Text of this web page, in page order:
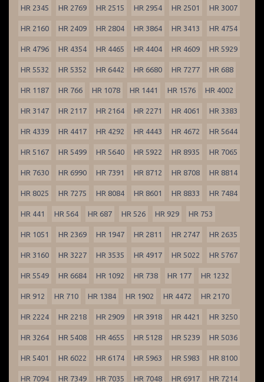
HR 2345 HR 2769 HR 2515 HR 2954 HR 2501 HR 3007
HR 2160 HR 2409 HR 2804 HR 3864 HR 3413 HR 4754
HR 4796 HR 4354 HR 4465 HR 4404 HR 4609 HR 5929
HR 5532 HR 5352 HR 6442 HR 6680 HR 7277 HR 688
HR 1187 HR 766 HR 1078 HR 1441 HR 1576 HR 4002
HR 3147 HR 2117 HR 2164 HR 2271 HR 4061 HR 3383
HR 4339 HR 4417 HR 4292 HR 4443 HR 4672 HR 5644
HR 5167 HR 5499 HR 5640 HR 5922 HR 8935 HR 7065
HR 7630 HR 6990 HR 7391 HR 8712 HR 8708 HR 8814
HR 8025 HR 7275 HR 8084 HR 8601 HR 8833 HR 7484
HR 441 HR 564 HR 687 HR 526 HR 929 HR 753
HR 1051 HR 2369 HR 1947 HR 2811 HR 2747 HR 2635
HR 3160 HR 3227 HR 3535 HR 4917 HR 5022 HR 5767
HR 5549 HR 6684 HR 1092 HR 738 HR 177 HR 1232
HR 912 HR 710 HR 1384 HR 1902 HR 4472 HR 2170
HR 2224 HR 2218 HR 2909 HR 3918 HR 4421 HR 3250
HR 3264 HR 5408 HR 4655 HR 5128 HR 5239 HR 5036
HR 5401 HR 6022 HR 6174 HR 5963 HR 5983 HR 8100
HR 7094 HR 7349 HR 7035 HR 7048 HR 6917 HR 7214